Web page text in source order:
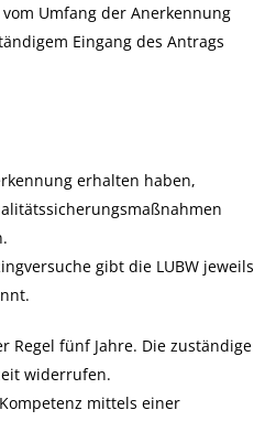
Umfang der Anerkennung
Eingang des Antrags
erhalten haben,
gibt die LUBW jeweils
Regel fünf Jahre. Die zuständige
widerrufen.
mittels einer